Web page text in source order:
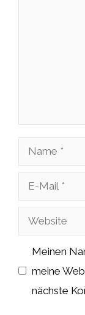
Name
Website
Meinen
meine
nächste